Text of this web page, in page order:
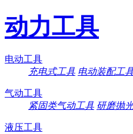
动力工具
电动工具
充电式工具 电动装配工
气动工具
紧固类气动工具 研磨抛
液压工具